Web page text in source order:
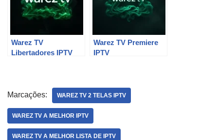
Warez TV
Libertadores IPTV
Warez TV Premiere
IPTV
Marcações: WAREZ TV 2 TELAS IPTV
WAREZ TV A MELHOR IPTV
WAREZ TV A MELHOR LISTA DE IPTV